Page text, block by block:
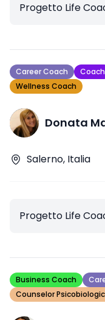
Progetto Life
Career Coach Coach
Wellness Coach
Donata
Salerno, Italia
Progetto Life
Business Coach
Counselor